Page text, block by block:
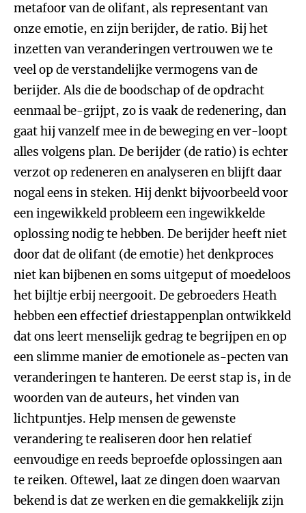
metafoor van de olifant, als representant van
onze emotie, en zijn berijder, de ratio. Bij het
inzetten van veranderingen vertrouwen we te
veel op de verstandelijke vermogens van de
berijder. Als die de boodschap of de opdracht
eenmaal be-grijpt, zo is vaak de redenering, dan
gaat hij vanzelf mee in de beweging en ver-loopt
alles volgens plan. De berijder (de ratio) is echter
verzot op redeneren en analyseren en blijft daar
nogal eens in steken. Hij denkt bijvoorbeeld voor
een ingewikkeld probleem een ingewikkelde
oplossing nodig te hebben. De berijder heeft niet
door dat de olifant (de emotie) het denkproces
niet kan bijbenen en soms uitgeput of moedeloos
het bijltje erbij neergooit. De gebroeders Heath
hebben een effectief driestappenplan ontwikkeld
dat ons leert menselijk gedrag te begrijpen en op
een slimme manier de emotionele as-pecten van
veranderingen te hanteren. De eerst stap is, in de
woorden van de auteurs, het vinden van
lichtpuntjes. Help mensen de gewenste
verandering te realiseren door hen relatief
eenvoudige en reeds beproefde oplossingen aan
te reiken. Oftewel, laat ze dingen doen waarvan
bekend is dat ze werken en die gemakkelijk zijn